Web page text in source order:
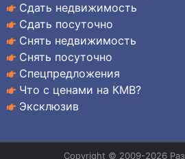
Сдать недвижимость
Сдать посуточно
Снять недвижимость
Снять посуточно
Спецпредложения
Что с ценами на КМВ?
Эксклюзив
Copyright © 2009-2026